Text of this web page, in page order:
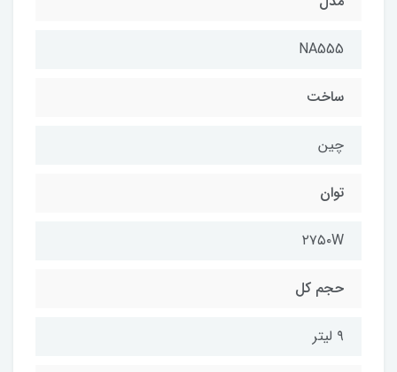
NA555
ساخت
چین
توان
۲۷۵۰W
حجم کل
۹ لیتر